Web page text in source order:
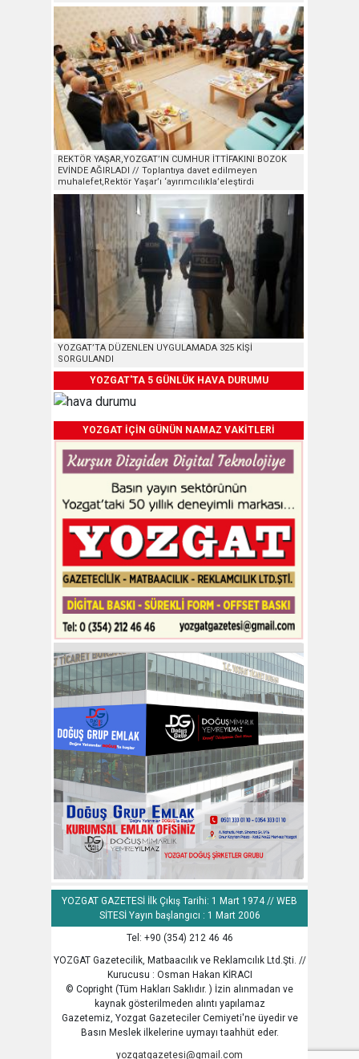
REKTÖR YAŞAR,YOZGAT’IN CUMHUR İTTİFAKINI BOZOK
EVİNDE AĞIRLADI // Toplantıya davet edilmeyen
muhalefet,Rektör Yaşar’ı ‘ayırımcılıkla’eleştirdi
YOZGAT’TA DÜZENLEN UYGULAMADA 325 KİŞİ
SORGULANDI
YOZGAT'TA 5 GÜNLÜK HAVA DURUMU
YOZGAT İÇİN GÜNÜN NAMAZ VAKİTLERİ
YOZGAT GAZETESİ İlk Çıkış Tarihi: 1 Mart 1974 // WEB
SİTESİ Yayın başlangıcı : 1 Mart 2006
Tel: +90 (354) 212 46 46
YOZGAT Gazetecilik, Matbaacılık ve Reklamcılık Ltd.Şti. //
Kurucusu : Osman Hakan KİRACI
© Copright (Tüm Hakları Saklıdır. ) İzin alınmadan ve
kaynak gösterilmeden alıntı yapılamaz
Gazetemiz, Yozgat Gazeteciler Cemiyeti'ne üyedir ve
Basın Meslek ilkelerine uymayı taahhüt eder.
yozgatgazetesi@gmail.com